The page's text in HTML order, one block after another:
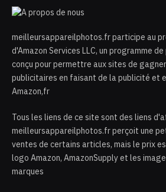
meilleursappareilphotos.fr participe au
d'Amazon Services LLC, un programme
conçu pour permettre aux sites de
publicitaires en faisant de la publicité et
Amazon,fr
Tous les liens de ce site sont des liens
meilleursappareilphotos.fr perçoit une
ventes de certains articles, mais le prix
logo Amazon, AmazonSupply et les
marques